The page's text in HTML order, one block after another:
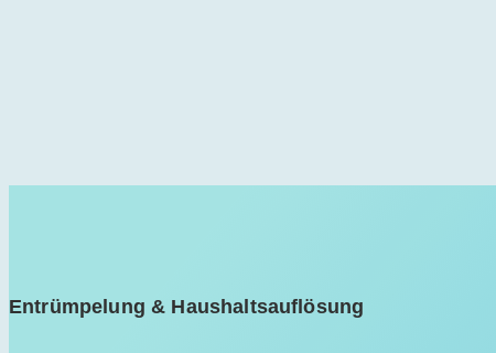
Entrümpelung & Haushaltsauflösung